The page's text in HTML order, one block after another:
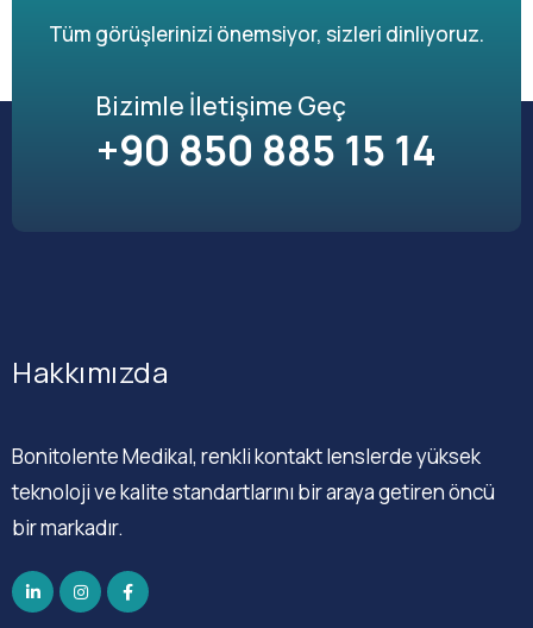
Tüm görüşlerinizi önemsiyor, sizleri dinliyoruz.
Bizimle İletişime Geç
+90 850 885 15 14
Hakkımızda
Bonitolente Medikal, renkli kontakt lenslerde yüksek
teknoloji ve kalite standartlarını bir araya getiren öncü
bir markadır.